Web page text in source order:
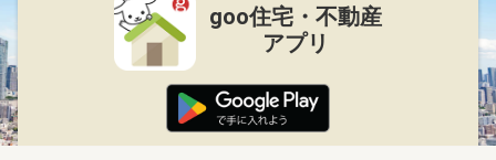
goo住宅・不動産
アプリ